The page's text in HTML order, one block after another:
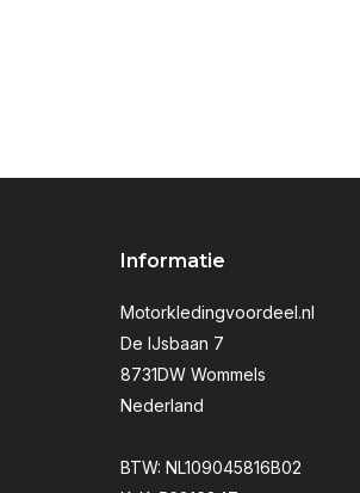
Informatie
Motorkledingvoordeel.nl
De IJsbaan 7
8731DW Wommels
Nederland
BTW: NL109045816B02